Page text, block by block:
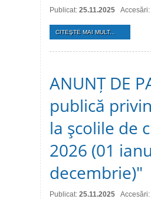
Publicat: 25.11.2025
CITEŞTE MAI MULT...
ANUNȚ DE
publică
la şcolile de
2026 (01
decembrie)"
Publicat: 25.11.2025